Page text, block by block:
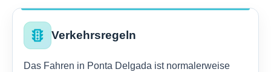
traffic Verkehrsregeln
Das Fahren in Ponta Delgada ist normalerweise